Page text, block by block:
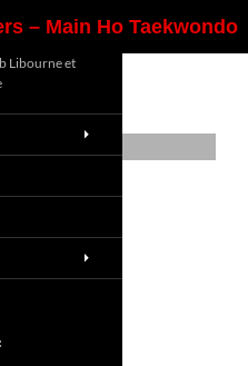
– Main Ho Taekwondo
Libourne et